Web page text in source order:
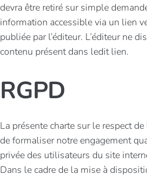
devra être retiré sur simple
information accessible via un lien
publiée par l’éditeur. L’éditeur ne
contenu présent dans ledit lien.
RGPD
La présente charte sur le respect
de formaliser notre engagement
privée des utilisateurs du site
Dans le cadre de la mise à